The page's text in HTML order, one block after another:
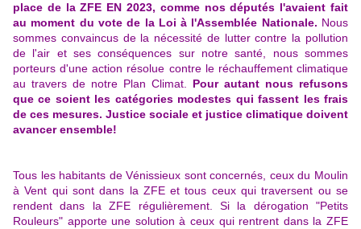
place de la ZFE EN 2023, comme nos députés l'avaient fait
au moment du vote de la Loi à l'Assemblée Nationale. Nous
sommes convaincus de la nécessité de lutter contre la pollution
de l'air et ses conséquences sur notre santé, nous sommes
porteurs d'une action résolue contre le réchauffement climatique
au travers de notre Plan Climat. Pour autant nous refusons
que ce soient les catégories modestes qui fassent les frais
de ces mesures. Justice sociale et justice climatique doivent
avancer ensemble!
Tous les habitants de Vénissieux sont concernés, ceux du Moulin
à Vent qui sont dans la ZFE et tous ceux qui traversent ou se
rendent dans la ZFE régulièrement. Si la dérogation "Petits
Rouleurs" apporte une solution à ceux qui rentrent dans la ZFE